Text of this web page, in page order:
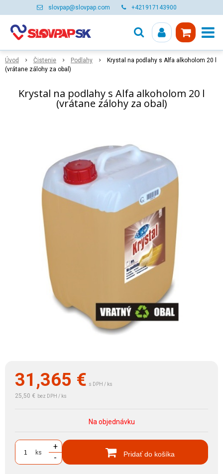
slovpap@slovpap.com +421917143900
Úvod Čistenie Podlahy
Krystal na podlahy s Alfa alkoholom 20 l
(vrátane zálohy za obal)
Krystal na podlahy s Alfa alkoholom 20 l
(vrátane zálohy za obal)
31,365 € s DPH / ks
25,50 € bez DPH / ks
Na objednávku
ks
+
-
Pridať do košíka